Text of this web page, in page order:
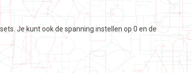
Je kunt ook de spanning instellen op 0 en de